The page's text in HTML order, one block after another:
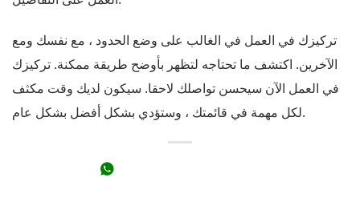
تركيزك في العمل في الغالب على وضع الحدود ، مع نفسك ومع
الآخرين. اكتشف ما تحتاجه لتظهر بأوضح طريقة ممكنة. تركيزك
في العمل الآن سيحسن تواصلك لاحقا. سيكون لديك وقت مكثف
لكل مهمة في قائمتك ، وستؤدي بشكل أفضل بشكل عام.